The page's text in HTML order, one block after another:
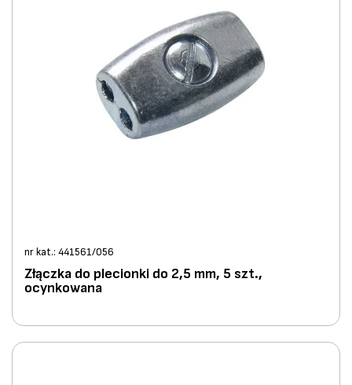
nr kat.: 441561/056
Złączka do plecionki do 2,5 mm, 5 szt.,
ocynkowana